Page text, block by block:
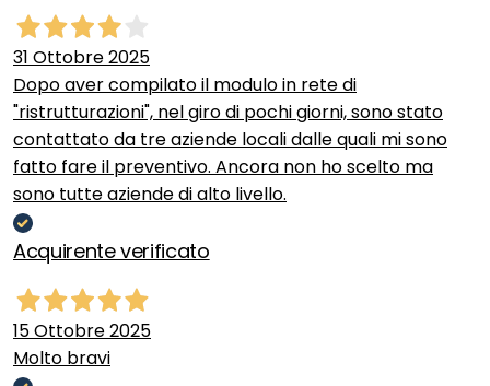
31 Ottobre 2025
Dopo aver compilato il modulo in rete di
"ristrutturazioni", nel giro di pochi giorni, sono stato
contattato da tre aziende locali dalle quali mi sono
fatto fare il preventivo. Ancora non ho scelto ma
sono tutte aziende di alto livello.
Acquirente verificato
15 Ottobre 2025
Molto bravi